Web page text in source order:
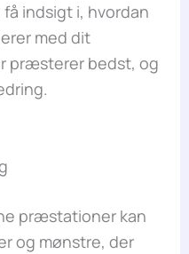
indsigt i, hvordan
med dit
præsterer bedst, og
præstationer kan
og mønstre, der